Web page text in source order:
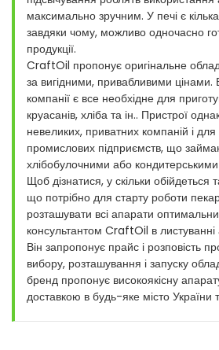
максимально зручним. У печі є
завдяки чому, можливо одночасно
продукції.
CraftOil пропонує оригінальне
за вигідними, привабливими цінами.
компанії є все необхідне для
круасанів, хліба та ін.. Пристрої
невеликих, приватних компаній і
промислових підприємств, що
хлібобулочними або
Щоб дізнатися, у скільки обійдеться
що потрібно для старту роботи
розташувати всі апарати
консультантом CraftOil в
Він запропонує прайс і розповість
вибору, розташування і запуску
бренд пропонує високоякісну
доставкою в будь-яке місто України